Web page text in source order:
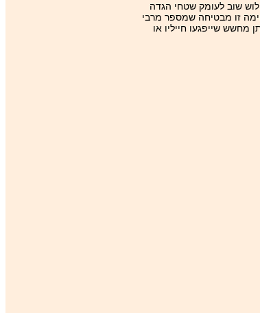
שוב לעומק שטחי הגדה
זו מבטיחה שמספר מרבי
שייפגעו חייליו או